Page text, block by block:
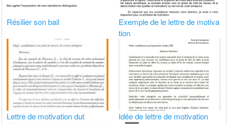
Résilier son bail
Exemple de le lettre de motiva
tion
Lettre de motivation dut Idée de lettre de motivation